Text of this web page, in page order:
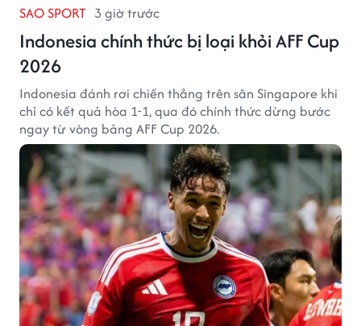
SAO SPORT 3 giờ trước
Indonesia chính thức bị loại khỏi AFF Cup
2026
Indonesia đánh rơi chiến thắng trên sân Singapore khi
chỉ có kết quả hòa 1-1, qua đó chính thức dừng bước
ngay từ vòng bảng AFF Cup 2026.